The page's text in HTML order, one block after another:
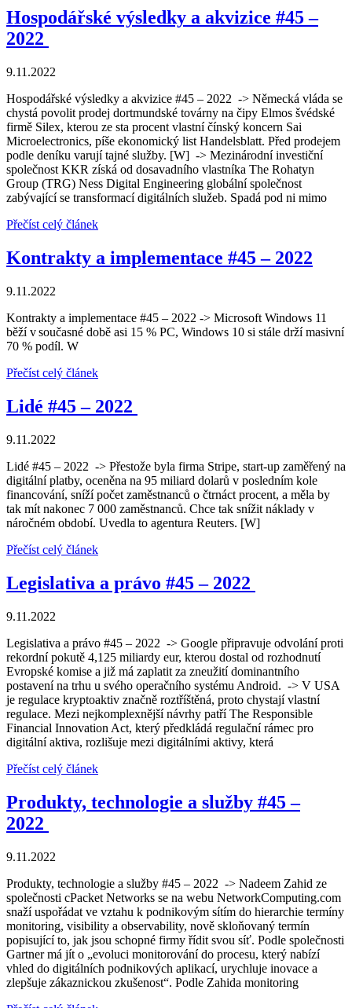
Hospodářské výsledky a akvizice #45 –
2022
9.11.2022
Hospodářské výsledky a akvizice #45 – 2022 -> Německá vláda se
chystá povolit prodej dortmundské továrny na čipy Elmos švédské
firmě Silex, kterou ze sta procent vlastní čínský koncern Sai
Microelectronics, píše ekonomický list Handelsblatt. Před prodejem
podle deníku varují tajné služby. [W] -> Mezinárodní investiční
společnost KKR získá od dosavadního vlastníka The Rohatyn
Group (TRG) Ness Digital Engineering globální společnost
zabývající se transformací digitálních služeb. Spadá pod ni mimo
Přečíst celý článek
Kontrakty a implementace #45 – 2022
9.11.2022
Kontrakty a implementace #45 – 2022 -> Microsoft Windows 11
běží v současné době asi 15 % PC, Windows 10 si stále drží masivní
70 % podíl. W
Přečíst celý článek
Lidé #45 – 2022
9.11.2022
Lidé #45 – 2022 -> Přestože byla firma Stripe, start-up zaměřený na
digitální platby, oceněna na 95 miliard dolarů v posledním kole
financování, sníží počet zaměstnanců o čtrnáct procent, a měla by
tak mít nakonec 7 000 zaměstnanců. Chce tak snížit náklady v
náročném období. Uvedla to agentura Reuters. [W]
Přečíst celý článek
Legislativa a právo #45 – 2022
9.11.2022
Legislativa a právo #45 – 2022 -> Google připravuje odvolání proti
rekordní pokutě 4,125 miliardy eur, kterou dostal od rozhodnutí
Evropské komise a již má zaplatit za zneužití dominantního
postavení na trhu u svého operačního systému Android. -> V USA
je regulace kryptoaktiv značně roztříštěná, proto chystají vlastní
regulace. Mezi nejkomplexnější návrhy patří The Responsible
Financial Innovation Act, který předkládá regulační rámec pro
digitální aktiva, rozlišuje mezi digitálními aktivy, která
Přečíst celý článek
Produkty, technologie a služby #45 –
2022
9.11.2022
Produkty, technologie a služby #45 – 2022 -> Nadeem Zahid ze
společnosti cPacket Networks se na webu NetworkComputing.com
snaží uspořádat ve vztahu k podnikovým sítím do hierarchie termíny
monitoring, visibility a observability, nově skloňovaný termín
popisující to, jak jsou schopné firmy řídit svou síť. Podle společnosti
Gartner má jít o „evoluci monitorování do procesu, který nabízí
vhled do digitálních podnikových aplikací, urychluje inovace a
zlepšuje zákaznickou zkušenost“. Podle Zahida monitoring